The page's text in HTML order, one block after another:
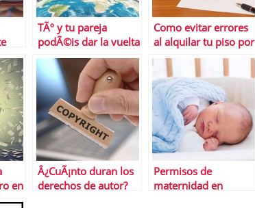
tu
TÃº y tu pareja
podÃ©is dar la vuelta
al mundo en un aÃ±o
por 20.000 euros
Como evitar errores
al alquilar tu piso por
primera vez
en
Â¿CuÃ¡nto duran los
derechos de autor?
Permisos de
maternidad en